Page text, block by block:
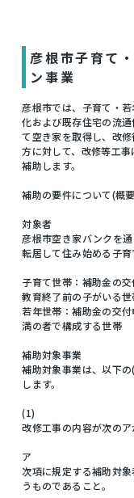
彦根市子育て
ン事業
彦根市では、子育て・
化および既存住宅の流
て空き家を取得し、改
方に対して、改修等工
補助します。
補助の要件について(概
対象者
彦根市空き家バンクを
転居して住み始める子育
子育て世帯：補助金の
教育終了前の子がいる世
若年世帯：補助金の交
満の者で構成する世帯
補助対象事業
補助対象事業は、以下
します。
(1)
改修工事の内容が次の
ア
次項に規定する補助対
うものであること。